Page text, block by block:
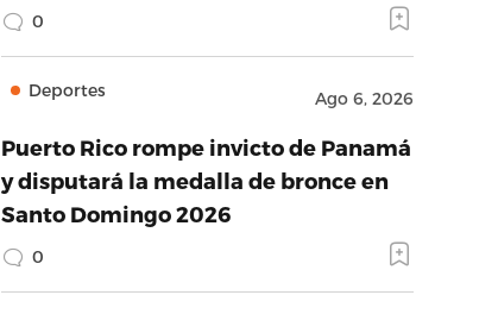
0
Deportes Ago 6, 2026
Puerto Rico rompe invicto de Panamá
y disputará la medalla de bronce en
Santo Domingo 2026
0